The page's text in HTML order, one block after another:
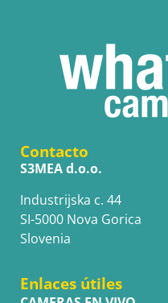
Contacto
S3MEA d.o.o.
Industrijska c. 44
SI-5000 Nova Gorica
Slovenia
Enlaces útiles